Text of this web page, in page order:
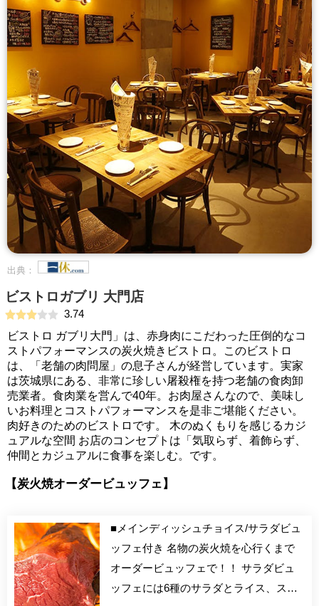
出典：
ビストロガブリ 大門店
3.74
ビストロ ガブリ大門」は、赤身肉にこだわった圧倒的なコ
ストパフォーマンスの炭火焼きビストロ。このビストロ
は、「老舗の肉問屋」の息子さんが経営しています。実家
は茨城県にある、非常に珍しい屠殺権を持つ老舗の食肉卸
売業者。食肉業を営んで40年。お肉屋さんなので、美味し
いお料理とコストパフォーマンスを是非ご堪能ください。
肉好きのためのビストロです。 木のぬくもりを感じるカジ
ュアルな空間 お店のコンセプトは「気取らず、着飾らず、
仲間とカジュアルに食事を楽しむ。です。
【炭火焼オーダービュッフェ】
■メインディッシュチョイス/サラダビュ
ッフェ付き 名物の炭火焼を心行くまで
オーダービュッフェで！！ サラダビュ
ッフェには6種のサラダとライス、スー